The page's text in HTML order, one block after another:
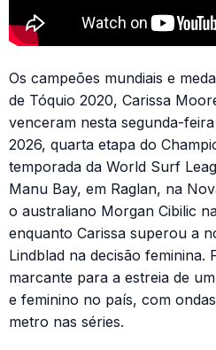
Os campeões mundiais e
de Tóquio 2020, Carissa
venceram nesta segunda-
2026, quarta etapa do
temporada da World Surf
Manu Bay, em Raglan, na
o australiano Morgan Cibilic
enquanto Carissa superou a
Lindblad na decisão feminina.
marcante para a estreia de
e feminino no país, com
metro nas séries.